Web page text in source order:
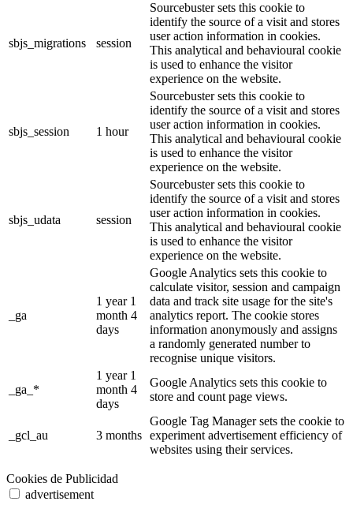
sbjs_migrations session
Sourcebuster sets this cookie to
identify the source of a visit and stores
user action information in cookies.
This analytical and behavioural cookie
is used to enhance the visitor
experience on the website.
sbjs_session 1 hour
Sourcebuster sets this cookie to
identify the source of a visit and stores
user action information in cookies.
This analytical and behavioural cookie
is used to enhance the visitor
experience on the website.
sbjs_udata session
Sourcebuster sets this cookie to
identify the source of a visit and stores
user action information in cookies.
This analytical and behavioural cookie
is used to enhance the visitor
experience on the website.
_ga
1 year 1
month 4
days
Google Analytics sets this cookie to
calculate visitor, session and campaign
data and track site usage for the site's
analytics report. The cookie stores
information anonymously and assigns
a randomly generated number to
recognise unique visitors.
_ga_*
1 year 1
month 4
days
Google Analytics sets this cookie to
store and count page views.
_gcl_au 3 months
Google Tag Manager sets the cookie to
experiment advertisement efficiency of
websites using their services.
Cookies de Publicidad
advertisement